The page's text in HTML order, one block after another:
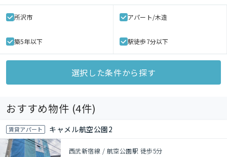
所沢市 アパート/木造
築5年以下 駅徒歩7分以下
選択した条件から探す
おすすめ物件 (4件)
賃貸アパート キャメル航空公園2
西武新宿線 / 航空公園駅 徒歩5分